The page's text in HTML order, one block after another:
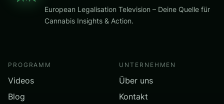
European Legalisation Television – Deine Quelle für
Cannabis Insights & Action.
PROGRAMM
Videos
Blog
UNTERNEHMEN
Über uns
Kontakt